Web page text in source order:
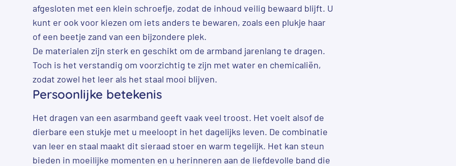
afgesloten met een klein schroefje, zodat de inhoud veilig bewaard blijft. U
kunt er ook voor kiezen om iets anders te bewaren, zoals een plukje haar
of een beetje zand van een bijzondere plek.
De materialen zijn sterk en geschikt om de armband jarenlang te dragen.
Toch is het verstandig om voorzichtig te zijn met water en chemicaliën,
zodat zowel het leer als het staal mooi blijven.
Persoonlijke betekenis
Het dragen van een asarmband geeft vaak veel troost. Het voelt alsof de
dierbare een stukje met u meeloopt in het dagelijks leven. De combinatie
van leer en staal maakt dit sieraad stoer en warm tegelijk. Het kan steun
bieden in moeilijke momenten en u herinneren aan de liefdevolle band die